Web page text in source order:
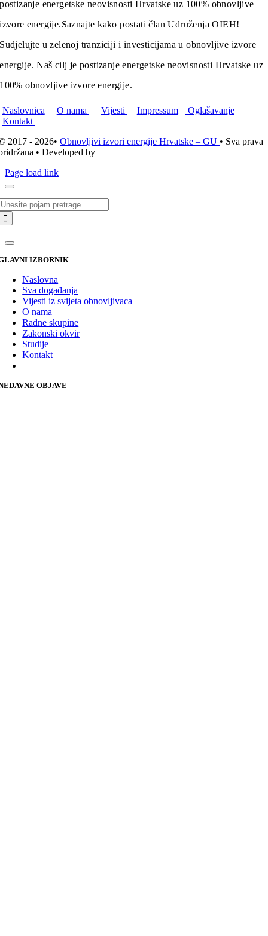
postizanje energetske neovisnosti Hrvatske uz 100% obnovljive
izvore energije.Saznajte kako postati član Udruženja OIEH!
Sudjelujte u zelenoj tranziciji i investicijama u obnovljive izvore
energije. Naš cilj je postizanje energetske neovisnosti Hrvatske uz
100% obnovljive izvore energije.
Naslovnica O nama Vijesti Impressum
Oglašavanje
Kontakt
2017 - 2026•Obnovljivi izvori energije Hrvatske – GU • Sva prava
• Developed by
Page load link
IZBORNIK
Naslovna
Sva događanja
Vijesti iz svijeta obnovljivaca
O nama
Radne skupine
Zakonski okvir
Studije
Kontakt
OBJAVE